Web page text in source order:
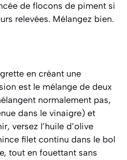
de flocons de piment si
relevées. Mélangez bien.
en créant une
est le mélange de deux
normalement pas,
dans le vinaigre) et
versez l’huile d’olive
filet continu dans le bol
tout en fouettant sans